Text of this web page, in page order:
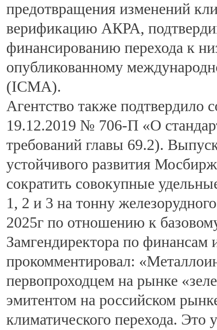
предотвращения изменений
верификацию АКРА,
финансированию перехода к
опубликованному
(ICMA).
Агентство также подтвердило
19.12.2019 № 706-П «О
требований главы 69.2).
устойчивого развития
сократить совокупные
1, 2 и 3 на тонну
2025г по отношению к
Замгендиректора по финансам
прокомментировал:
первопроходцем на рынке
эмитентом на российском
климатического перехода.